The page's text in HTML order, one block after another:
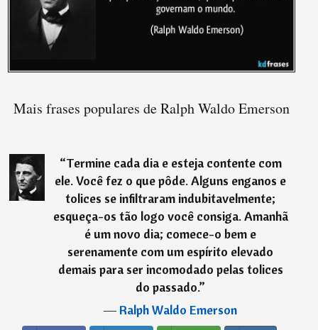
Mais frases populares de Ralph Waldo Emerson
“Termine cada dia e esteja contente com
ele. Você fez o que pôde. Alguns enganos e
tolices se infiltraram indubitavelmente;
esqueça-os tão logo você consiga. Amanhã
é um novo dia; comece-o bem e
serenamente com um espírito elevado
demais para ser incomodado pelas tolices
do passado.”
―Ralph Waldo Emerson